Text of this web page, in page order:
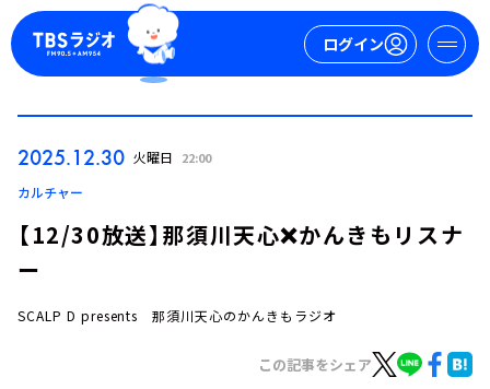
ログイン
2025.12.30 火曜日 22:00
カルチャー
【12/30放送】那須川天心❌かんきもリスナ
ー
SCALP D presents 那須川天心のかんきもラジオ
この記事をシェア